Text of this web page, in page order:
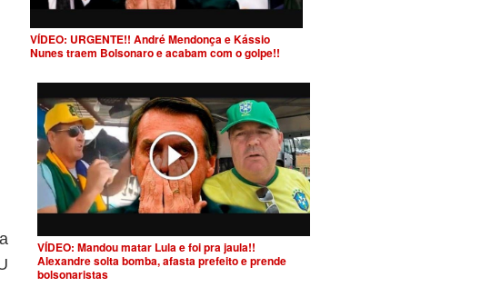
VÍDEO: URGENTE!! André Mendonça e Kássio
Nunes traem Bolsonaro e acabam com o golpe!!
VÍDEO: Mandou matar Lula e foi pra jaula!!
Alexandre solta bomba, afasta prefeito e prende
bolsonaristas